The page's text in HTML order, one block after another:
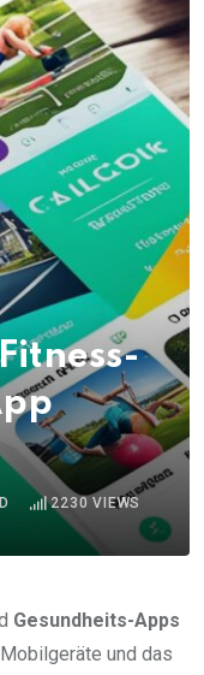
2230 VIEWS
Gesundheits-Apps
und das